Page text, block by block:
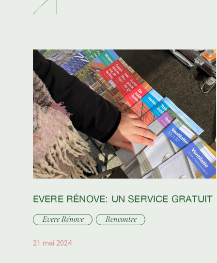
EVERE RÉNOVE: UN SERVICE GRATUIT
Evere Rénove Rencontre
21 mai 2024